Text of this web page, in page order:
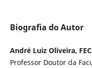
Biografia do Autor
André Luiz Oliveira,
Professor Doutor da